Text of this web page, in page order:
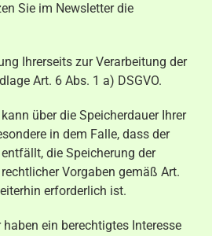
Sie im Newsletter die
Ihrerseits zur Verarbeitung der
Art. 6 Abs. 1 a) DSGVO.
über die Speicherdauer Ihrer
in dem Falle, dass der
die Speicherung der
Vorgaben gemäß Art.
erforderlich ist.
ein berechtigtes Interesse